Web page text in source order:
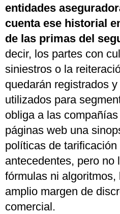
entidades
cuenta ese historial
de las primas del
decir, los partes con
siniestros o la
quedarán registrados
utilizados para
obliga a las
páginas web una
políticas de tarificación
antecedentes, pero no
fórmulas ni algoritmos,
amplio margen de
comercial.